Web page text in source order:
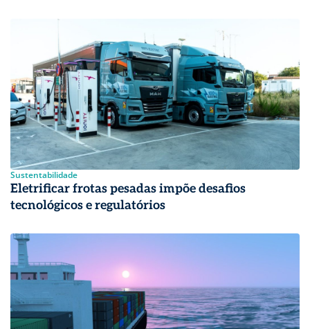
Sustentabilidade
Eletrificar frotas pesadas impõe desafios
tecnológicos e regulatórios